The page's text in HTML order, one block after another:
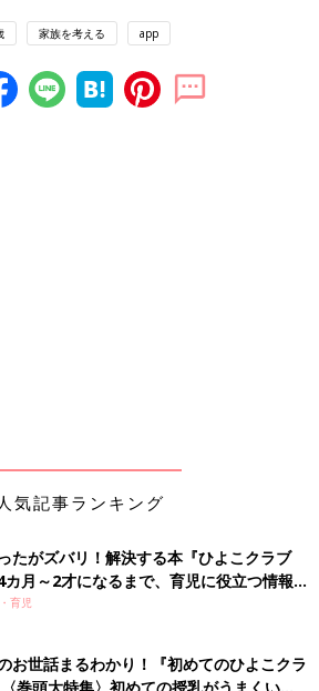
家族を考える app
気記事ランキング
たがズバリ！解決する本『ひよこクラブ
月～2才になるまで、育児に役立つ情報が
育児
お世話まるわかり！『初めてのひよこクラ